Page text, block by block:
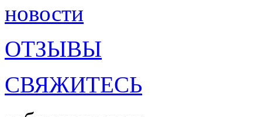
новости
ОТЗЫВЫ
СВЯЖИТЕСЬ